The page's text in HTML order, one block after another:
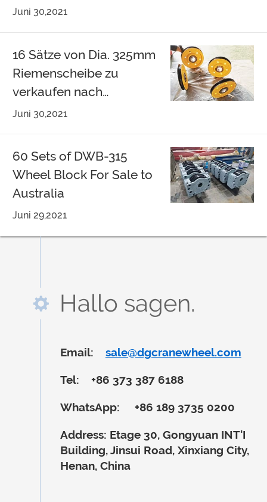
Honduras
Juni 30,2021
16 Sätze von Dia. 325mm
Riemenscheibe zu
verkaufen nach
Südkorea
Juni 30,2021
60 Sets of DWB-315
Wheel Block For Sale to
Australia
Juni 29,2021
Hallo sagen.
Email: sale@dgcranewheel.com
Tel: +86 373 387 6188
WhatsApp: +86 189 3735 0200
Address: Etage 30, Gongyuan INT'I
Building, Jinsui Road, Xinxiang City,
Henan, China